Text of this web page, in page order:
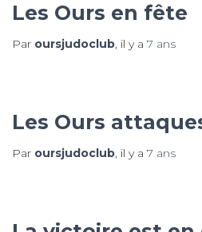
Les Ours en fête
Par oursjudoclub, il y a 7 ans
Les Ours
Par oursjudoclub, il y a 7 ans